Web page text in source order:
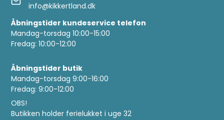
info@kikkertland.dk
Åbningstider kundeservice telefon
Mandag-torsdag 10:00-15:00
Fredag: 10:00-12:00
Åbningstider butik
Mandag-torsdag 9:00-16:00
Fredag: 9:00-12:00
OBS!
Butikken holder ferielukket i uge 32